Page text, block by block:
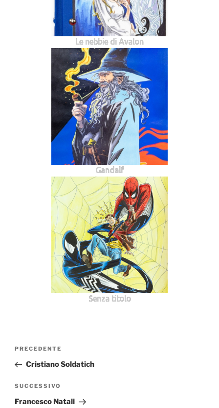
Le nebbie di Avalon
Gandalf
Senza titolo
Navigazione
Articolo
precedente:
PRECEDENTE
Cristiano Soldatich
Articolo
successivo
SUCCESSIVO
Francesco Natali